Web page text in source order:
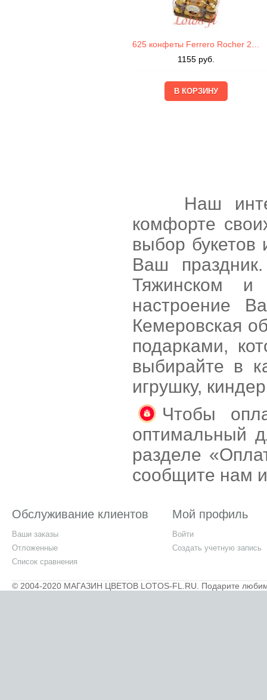
1155 руб.
Наш
комфорте
выбор букетов
Ваш
Тяжинском и
настроение
Кемеровская
подарками,
выбирайте в
игрушку,
Чтобы
оптимальный
разделе
сообщите нам
Обслуживание клиентов
Ваши заказы
Отложенные
Список сравнения
Мой профиль
Войти
Создать учетную запись
© 2004-2020 МАГАЗИН ЦВЕТОВ LOTOS-FL.RU. Подарите